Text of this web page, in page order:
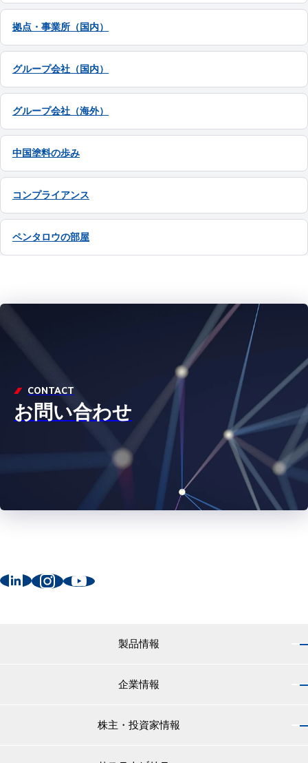
拠点・事業所（国内）
グループ会社（国内）
グループ会社（海外）
中国塗料の歩み
コンプライアンス
ペンタロウの部屋
CONTACT
お問い合わせ
製品情報
小型船舶・漁船用塗料・漁網用防汚剤
企業情報
株主・投資家情報